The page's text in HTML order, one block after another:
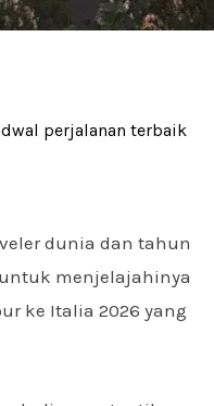
perjalanan terbaik
dunia dan tahun
menjelajahinya
ke Italia 2026 yang